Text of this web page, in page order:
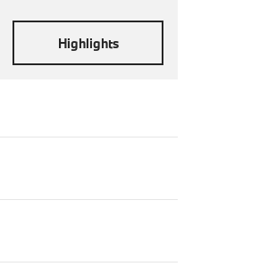
Highlights